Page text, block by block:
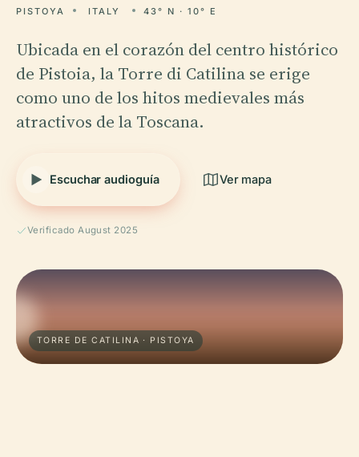
PISTOYA ITALY 43° N · 10° E
Ubicada en el corazón del centro histórico
de Pistoia, la Torre di Catilina se erige
como uno de los hitos medievales más
atractivos de la Toscana.
Escuchar audioguía Ver mapa
Verificado August 2025
TORRE DE CATILINA · PISTOYA